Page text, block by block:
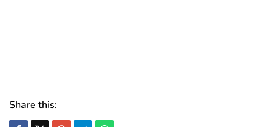
Share this: